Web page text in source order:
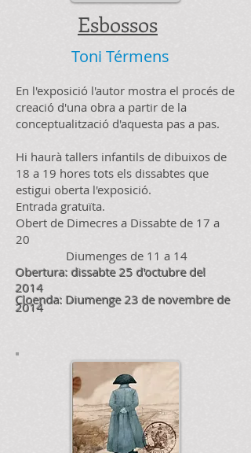
Esbossos
Toni Térmens
En l'exposició l'autor mostra el procés de
creació d'una obra a partir de la
conceptualització d'aquesta pas a pas.
Hi haurà tallers infantils de dibuixos de
18 a 19 hores tots els dissabtes que
estigui oberta l'exposició.
Entrada gratuïta.
Obert de Dimecres a Dissabte de 17 a
20
Diumenges de 11 a 14
Obertura: dissabte 25 d'octubre del
2014
Cloenda: Diumenge 23 de novembre de
2014